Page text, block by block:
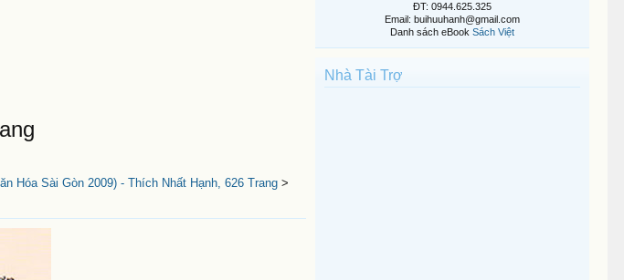
Hóa Sài Gòn 2009) - Thích Nhất Hạnh, 626 Trang >
ĐT: 0944.625.325
Email: buihuuhanh@gmail.com
Danh sách eBook Sách Việt
Nhà Tài Trợ